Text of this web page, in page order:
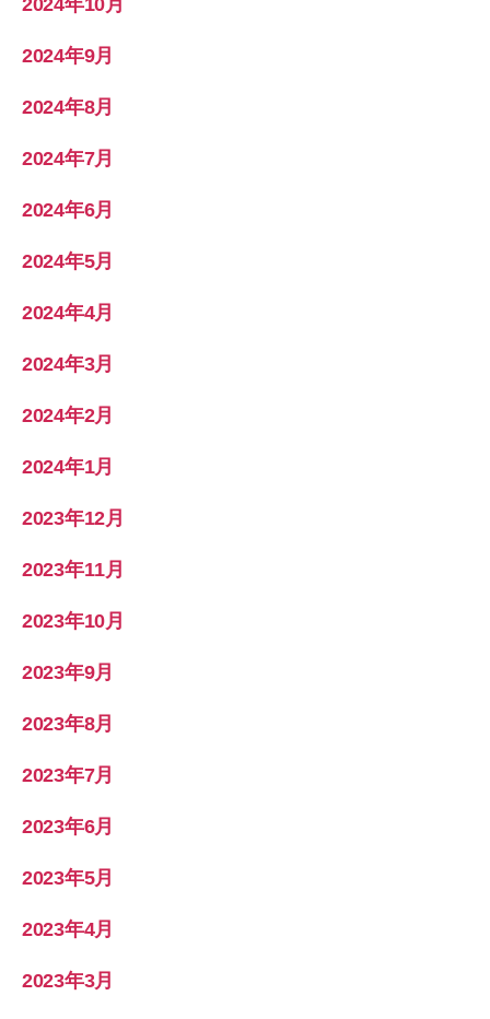
2024年10月
2024年9月
2024年8月
2024年7月
2024年6月
2024年5月
2024年4月
2024年3月
2024年2月
2024年1月
2023年12月
2023年11月
2023年10月
2023年9月
2023年8月
2023年7月
2023年6月
2023年5月
2023年4月
2023年3月